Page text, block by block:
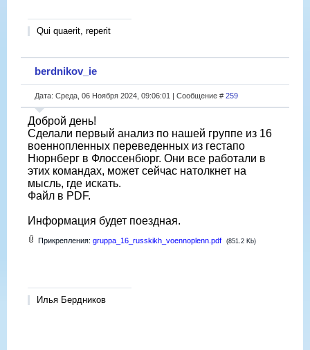
Qui quaerit, reperit
berdnikov_ie
Дата: Среда, 06 Ноября 2024, 09:06:01 | Сообщение # 259
Доброй день!
Сделали первый анализ по нашей группе из 16
военнопленных переведенных из гестапо
Нюрнберг в Флоссенбюрг. Они все работали в
этих командах, может сейчас натолкнет на
мысль, где искать.
Файл в PDF.
Информация будет поездная.
Прикрепления: gruppa_16_russkikh_voennoplenn.pdf (851.2 Kb)
Илья Бердников